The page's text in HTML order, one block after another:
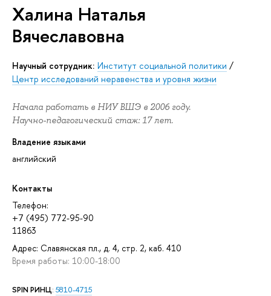
Халина Наталья
Вячеславовна
Научный сотрудник: Институт социальной политики /
Центр исследований неравенства и уровня жизни
Начала работать в НИУ ВШЭ в 2006 году.
Научно-педагогический стаж: 17 лет.
Владение языками
английский
Контакты
Телефон:
+7 (495) 772-95-90
11863
Адрес: Славянская пл., д. 4, стр. 2, каб. 410
Время работы: 10:00-18:00
SPIN РИНЦ: 5810-4715